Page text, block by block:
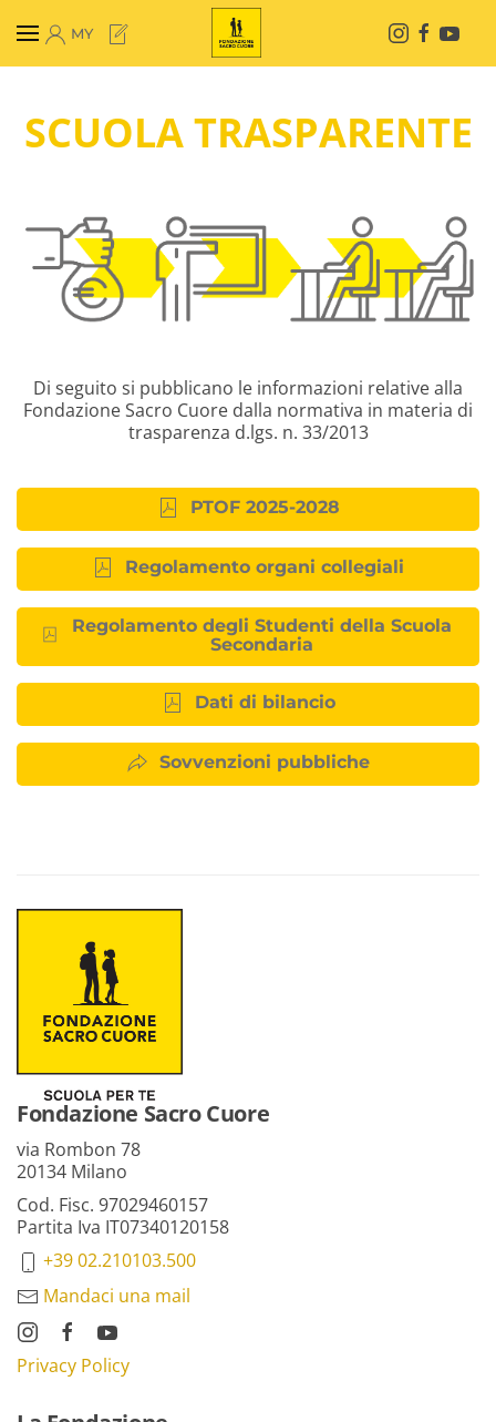
Skip to main content
MY
SCUOLA TRASPARENTE
Di seguito si pubblicano le informazioni relative alla
Fondazione Sacro Cuore dalla normativa in materia di
trasparenza d.lgs. n. 33/2013
PTOF 2025-2028
Regolamento organi collegiali
Regolamento degli Studenti della Scuola
Secondaria
Dati di bilancio
Sovvenzioni pubbliche
Fondazione Sacro Cuore
via Rombon 78
20134 Milano
Cod. Fisc. 97029460157
Partita Iva IT07340120158
+39 02.210103.500
Mandaci una mail
Privacy Policy